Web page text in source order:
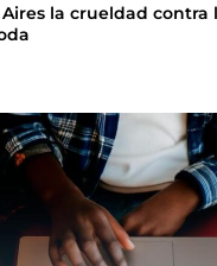
la crueldad contra